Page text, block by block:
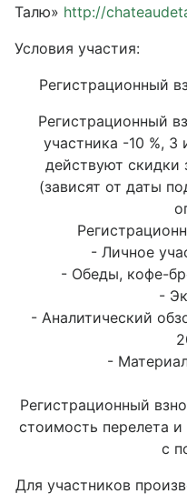
Талю» http://
Условия участия:
Регистрационный
Регистрационный
участника -10 %, 3
действуют
(зависят от даты
- Личное
- Обеды, кофе-
-
- Аналитический
-
Регистрационный
стоимость перелета
с
Для участников